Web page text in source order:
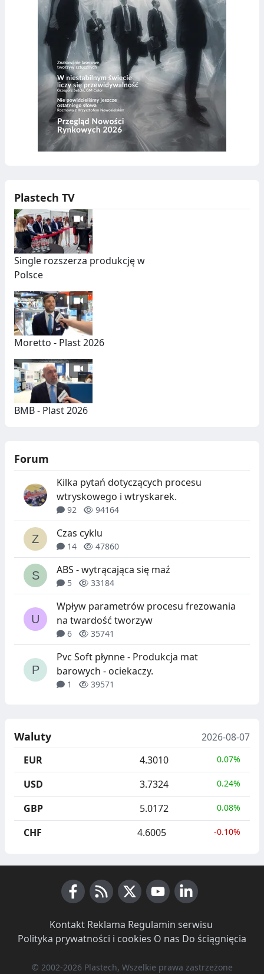
Plastech TV
Single rozszerza produkcję w
Polsce
Moretto - Plast 2026
BMB - Plast 2026
Forum
Kilka pytań dotyczących procesu
wtryskowego i wtryskarek.
92 94164
Czas cyklu
14 47860
ABS - wytrącająca się maź
5 33184
Wpływ parametrów procesu frezowania
na twardość tworzyw
6 35741
Pvc Soft płynne - Produkcja mat
barowych - ociekaczy.
1 39571
Waluty
2026-08-07
EUR
4.3010 0.07%
USD 3.7324 0.24%
GBP 5.0172 0.08%
CHF 4.6005 -0.10%
Kontakt· Reklama Regulamin serwisu
Polityka prywatności i cookies O nas Do ściągnięcia
© 2002-2026 Plastech, Wszelkie prawa zastrzeżone